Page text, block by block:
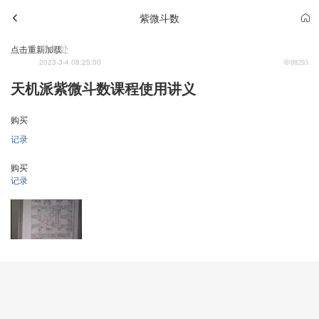
紫微斗数
点击重新加载
学务处
2023-3-4 08:25:00 88293
天机派紫微斗数课程使用讲义
购买
记录
购买
记录